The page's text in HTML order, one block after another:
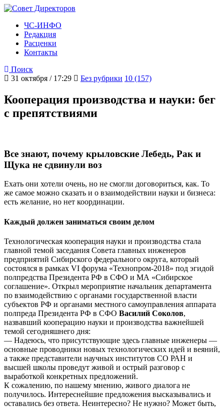
ЧС-ИНФО
Редакция
Расценки
Контакты
Поиск
31 октября / 17:29
Без рубрики 10 (157)
Кооперация производства и науки: бег
с препятствиями
Все знают, почему крыловские Лебедь, Рак и
Щука не сдвинули воз
Ехать они хотели очень, но не смогли договориться, как. То
же самое можно сказать и о взаимодействии науки и бизнеса:
есть желание, но нет координации.
Каждый должен заниматься своим делом
Технологическая кооперация науки и производства стала
главной темой заседания Совета главных инженеров
предприятий Сибирского федерального округа, который
состоялся в рамках VI форума «Технопром-2018» под эгидой
полпредства Президента РФ в СФО и МА «Сибирское
соглашение». Открыл мероприятие начальник департамента
по взаимодействию с органами государственной власти
субъектов РФ и органами местного самоуправления аппарата
полпреда Президента РФ в СФО Василий Соколов,
назвавший кооперацию науки и производства важнейшей
темой сегодняшнего дня:
— Надеюсь, что присутствующие здесь главные инженеры —
основные проводники новых технологических идей и веяний,
а также представители научных институтов СО РАН и
высшей школы проведут живой и острый разговор с
выработкой конкретных предложений.
К сожалению, по нашему мнению, живого диалога не
получилось. Интереснейшие предложения высказывались и
оставались без ответа. Неинтересно? Не нужно? Может быть,